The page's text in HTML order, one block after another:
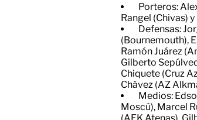
Porteros:
Rangel (Chivas)
Defensas:
(Bournemouth),
Ramón Juárez
Gilberto
Chiquete (Cruz
Chávez (AZ
Medios:
Moscú), Marcel
(AEK Atenas),